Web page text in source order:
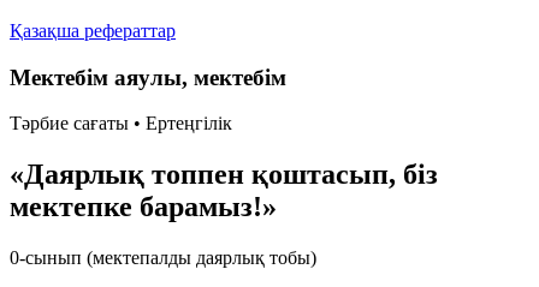
Қазақша рефераттар
Мектебім аяулы, мектебім
Тәрбие сағаты • Ертеңгілік
«Даярлық топпен қоштасып, біз
мектепке барамыз!»
0-сынып (мектепалды даярлық тобы)